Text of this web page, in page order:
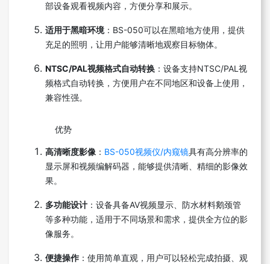
部设备观看视频内容，方便分享和展示。
适用于黑暗环境：BS-050可以在黑暗地方使用，提供
充足的照明，让用户能够清晰地观察目标物体。
NTSC/PAL视频格式自动转换 ：设备支持NTSC/PAL视
频格式自动转换，方便用户在不同地区和设备上使用，
兼容性强。
优势
高清晰度影像 ： BS-050视频仪/内窥镜具有高分辨率的
显示屏和视频编解码器，能够提供清晰、精细的影像效
果。
多功能设计 ：设备具备AV视频显示、防水材料鹅颈管
等多种功能，适用于不同场景和需求，提供全方位的影
像服务。
便捷操作 ：使用简单直观，用户可以轻松完成拍摄、观